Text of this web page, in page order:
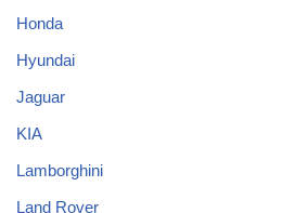
Honda
Hyundai
Jaguar
KIA
Lamborghini
Land Rover